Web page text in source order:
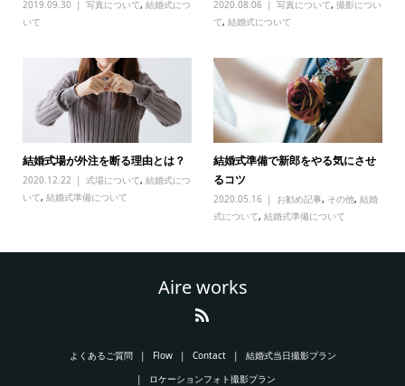
2019.09.30 写真について, 結婚式につ
いて
2020.08.06 写真について,撮影につい
て,結婚式について
結婚式場が外注を断る理由とは？
2020.12.22 式場について, 結婚式につ
いて, 結婚式準備について
結婚式準備で新郎をやる気にさせ
るコツ
2020.05.16 お勧め記事, その他,結婚
式について,結婚式準備について
Aire works
よくあるご質問 Flow Contact
結婚式当日撮影プラン
ロケーションフォト撮影プラン